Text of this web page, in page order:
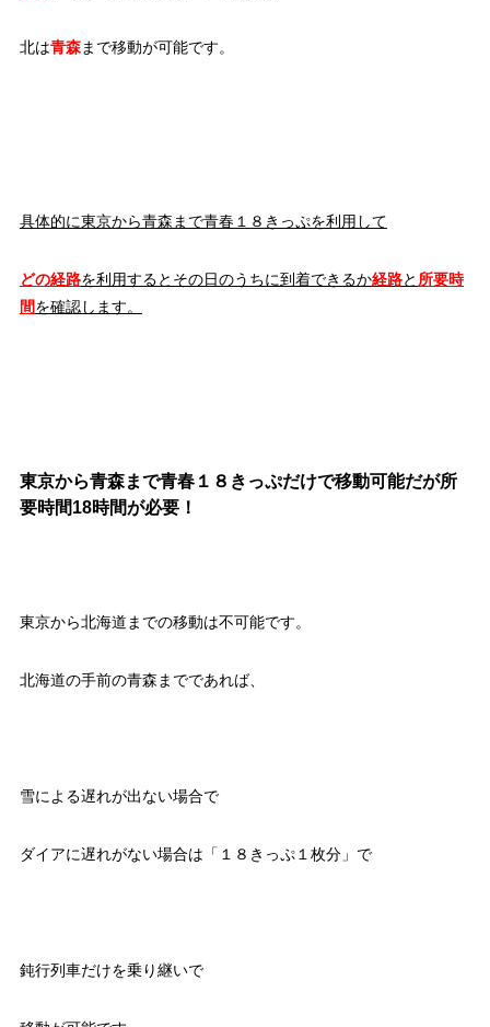
北は青森まで移動が可能です。
具体的に東京から青森まで青春１８きっぷを利用して
どの経路を利用するとその日のうちに到着できるか経路と 所要時
間を確認します。
東京から青森まで青春１８きっぷだけで移動可能だが所
要時間18時間が必要！
東京から北海道までの移動は不可能です。
北海道の手前の青森までであれば、
雪による遅れが出ない場合で
ダイアに遅れがない場合は「１８きっぷ１枚分」で
鈍行列車だけを乗り継いで